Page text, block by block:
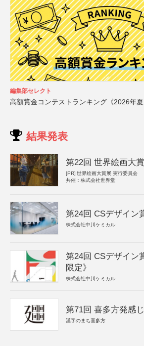
編集部セレクト
高額賞金コンテストランキング《2026年夏
結果発表
第22回 世界絵画大
[PR] 世界絵画大賞展 実行委員会
共催：株式会社世界堂
第24回 CSデザイン
株式会社中川ケミカル
第24回 CSデザイン
限定》
株式会社中川ケミカル
第71回 喜多方発感
漢字のまち喜多方